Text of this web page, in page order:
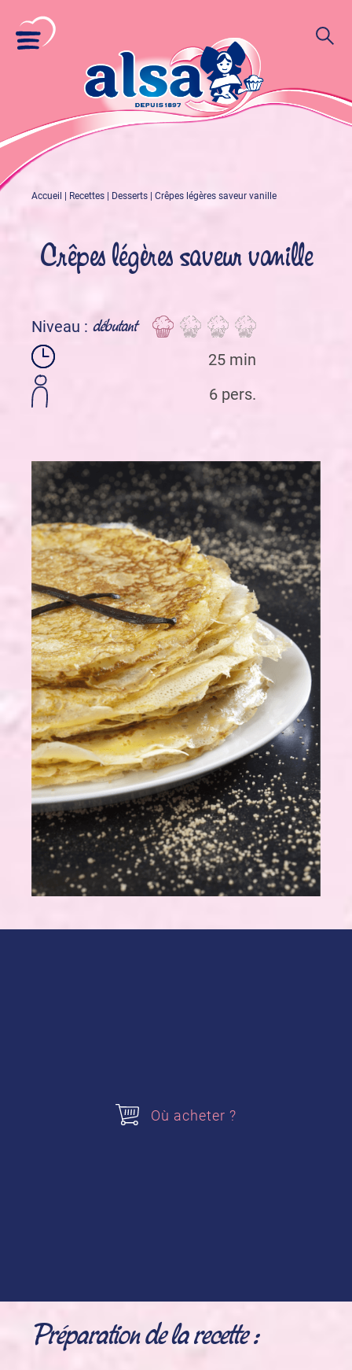
Accueil Recettes Desserts Crêpes légères saveur vanille
Crêpes légères saveur vanille
Niveau : débutant
25 min
6 pers.
margarine
Préparation de la recette :
Où acheter ?